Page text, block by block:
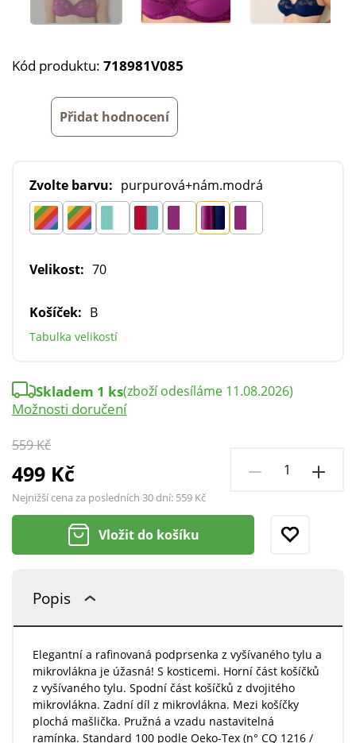
Kód produktu: 718981V085
Přidat hodnocení
Zvolte barvu: purpurová+nám.modrá
Velikost: 70
Košíček: B
Tabulka velikostí
559 Kč
499 Kč
Nejnižší cena za posledních 30 dní: 559 Kč
Skladem 1 ks(zboží odesíláme 11.08.2026)
Možnosti doručení
Vložit do košíku
Popis
Elegantní a rafinovaná podprsenka z vyšívaného tylu a
mikrovlákna je úžasná! S kosticemi. Horní část košíčků
z vyšívaného tylu. Spodní část košíčků z dvojitého
mikrovlákna. Zadní díl z mikrovlákna. Mezi košíčky
plochá mašlička. Pružná a vzadu nastavitelná
ramínka. Standard 100 podle Oeko-Tex (n° CQ 1216 /